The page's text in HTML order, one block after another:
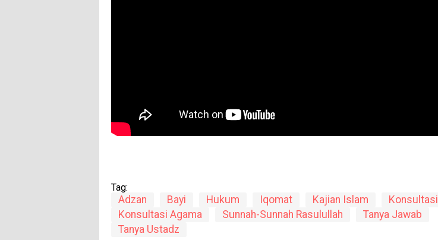
Tag:
Adzan Bayi Hukum Iqomat Kajian Islam
Konsultasi
Konsultasi Agama
Sunnah-Sunnah Rasulullah
Tanya Jawab
Tanya Ustadz